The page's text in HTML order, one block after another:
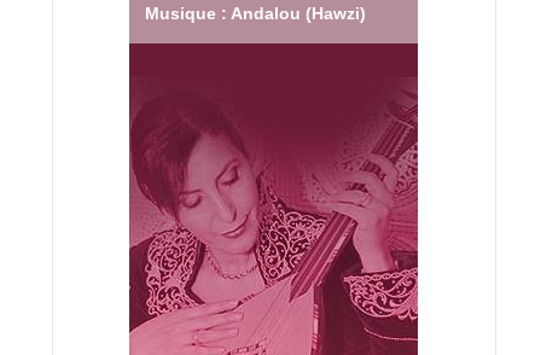
Musique : Andalou (Hawzi)